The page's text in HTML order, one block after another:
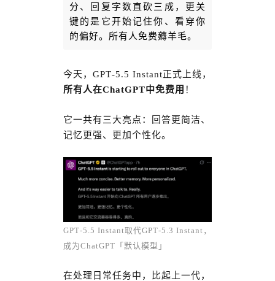
分、回复字数直砍三成，更关
键的是它开始记住你、看穿你
的偏好。所有人免费薅羊毛。
今天，GPT‑5.5 Instant正式上线，
所有人在ChatGPT中免费用 ！
它一共有三大亮点：回答更简洁、
记忆更强、更加个性化。
GPT‑5.5 Instant取代GPT‑5.3 Instant，
成为ChatGPT「默认模型」
在处理日常任务中，比起上一代，